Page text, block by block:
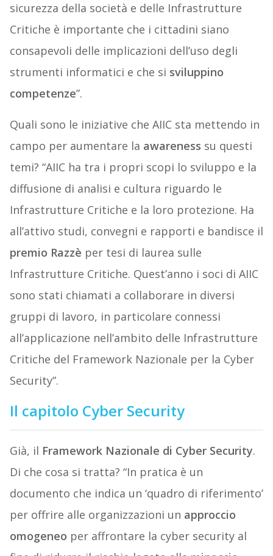
sicurezza della società e delle Infrastrutture
Critiche è importante che i cittadini siano
consapevoli delle implicazioni dell’uso degli
strumenti informatici e che si sviluppino
competenze”.
Quali sono le iniziative che AIIC sta mettendo in
campo per aumentare la awareness su questi
temi? “AIIC ha tra i propri scopi lo sviluppo e la
diffusione di analisi e cultura riguardo le
Infrastrutture Critiche e la loro protezione. Ha
all’attivo studi, convegni e rapporti e bandisce il
premio Razzè per tesi di laurea sulle
Infrastrutture Critiche. Quest’anno i soci di AIIC
sono stati chiamati a collaborare in diversi
gruppi di lavoro, in particolare connessi
all’applicazione nell’ambito delle Infrastrutture
Critiche del Framework Nazionale per la Cyber
Security”.
Il capitolo Cyber Security
Già, il Framework Nazionale di Cyber Security.
Di che cosa si tratta? “In pratica è un
documento che indica un ‘quadro di riferimento’
per offrire alle organizzazioni un approccio
omogeneo per affrontare la cyber security al